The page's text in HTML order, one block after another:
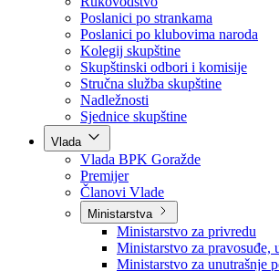
Skupština
Skupština BPK Goražde
Rukovodstvo
Poslanici po strankama
Poslanici po klubovima naroda
Kolegij skupštine
Skupštinski odbori i komisije
Stručna služba skupštine
Nadležnosti
Sjednice skupštine
Vlada
Vlada BPK Goražde
Premijer
Članovi Vlade
Ministarstva